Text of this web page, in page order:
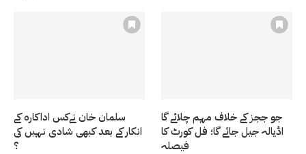
سلمان خان نےکس اداکارہ کے
انکار کے بعد کبھی شادی نہیں کی
؟
جو ججز کے خلاف مہم چلائے گا
اڈیالہ جیل جائے گا؛ فل کورٹ کا
فیصلہ